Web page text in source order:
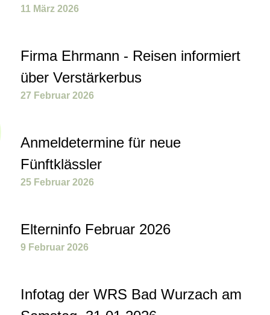
11 März 2026
Firma Ehrmann - Reisen informiert
über Verstärkerbus
27 Februar 2026
Anmeldetermine für neue
Fünftklässler
25 Februar 2026
Elterninfo Februar 2026
9 Februar 2026
Infotag der WRS Bad Wurzach am